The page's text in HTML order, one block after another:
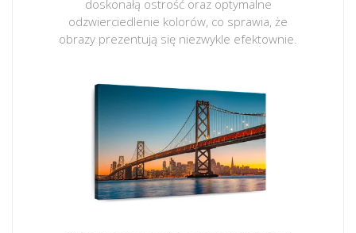
doskonałą ostrość oraz optymalne
odzwierciedlenie kolorów, co sprawia, że
obrazy prezentują się niezwykle efektownie.